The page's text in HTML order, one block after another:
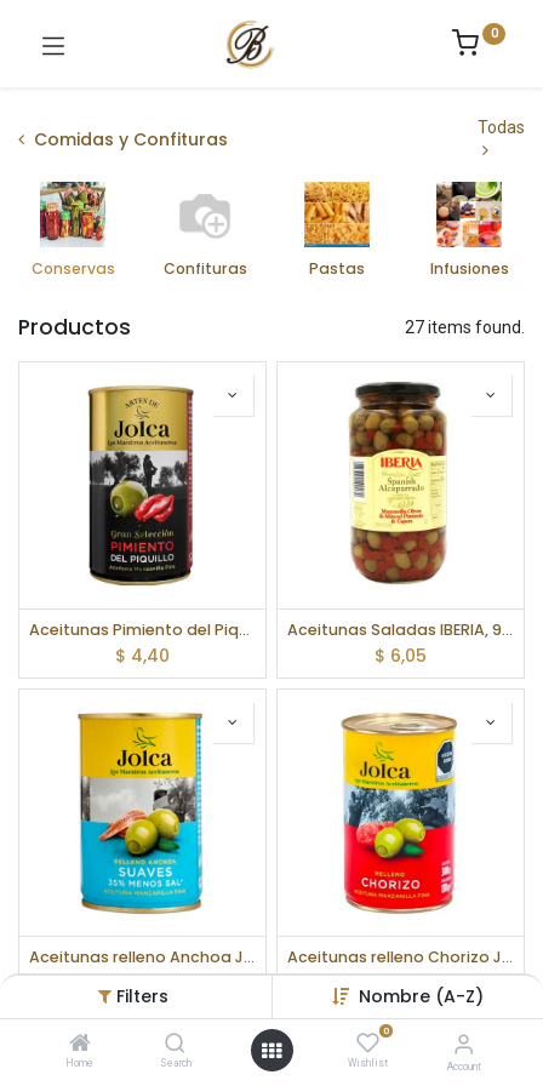
Filters Nombre (A-Z)
Home Search
0
Wishlist Account
0
Comidas y Confituras Todas
Conservas Confituras Pastas Infusiones
Productos 27 items found.
Aceitunas Pimiento del Piquillo Jolca, 300 g
$ 4,40
Aceitunas Saladas IBERIA, 900 g
$ 6,05
Aceitunas relleno Anchoa Jolca, 300 g
$4,40
Aceitunas relleno Chorizo Jolca, 300 g
$4,07